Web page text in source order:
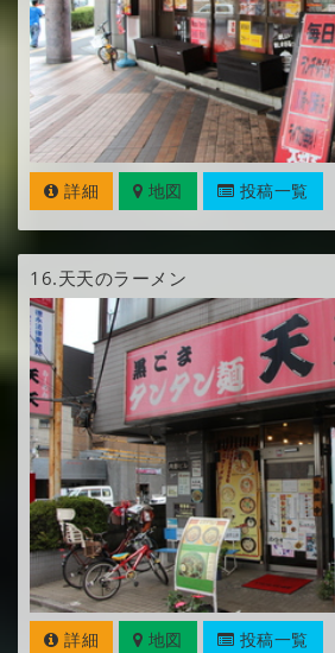
詳細 地図 投稿一覧
16.天天のラーメン
詳細 地図 投稿一覧